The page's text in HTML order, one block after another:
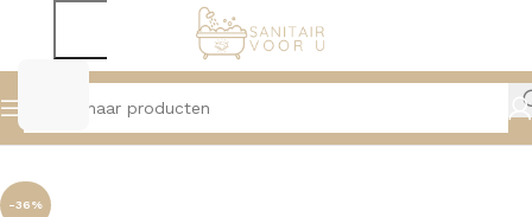
Home Badmeubelen Topbladen
-36%